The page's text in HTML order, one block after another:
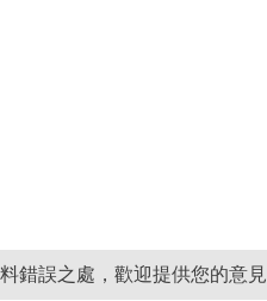
錯誤之處，歡迎提供您的意見